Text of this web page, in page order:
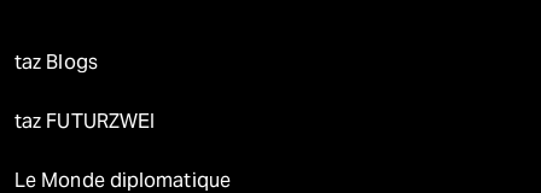
taz Blogs
taz FUTURZWEI
Le Monde diplomatique